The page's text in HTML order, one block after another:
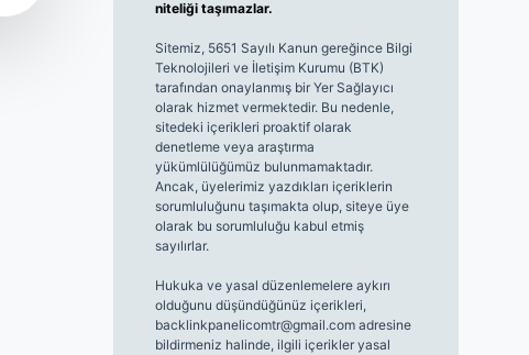
niteliği taşımazlar.
Sitemiz, 5651 Sayılı Kanun gereğince Bilgi
Teknolojileri ve İletişim Kurumu (BTK)
tarafından onaylanmış bir Yer Sağlayıcı
olarak hizmet vermektedir. Bu nedenle,
sitedeki içerikleri proaktif olarak
denetleme veya araştırma
yükümlülüğümüz bulunmamaktadır.
Ancak, üyelerimiz yazdıkları içeriklerin
sorumluluğunu taşımakta olup, siteye üye
olarak bu sorumluluğu kabul etmiş
sayılırlar.
Hukuka ve yasal düzenlemelere aykırı
olduğunu düşündüğünüz içerikleri,
backlinkpanelicomtr@gmail.comadresine
bildirmeniz halinde, ilgili içerikler yasal